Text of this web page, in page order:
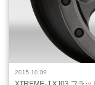
2015.10.09